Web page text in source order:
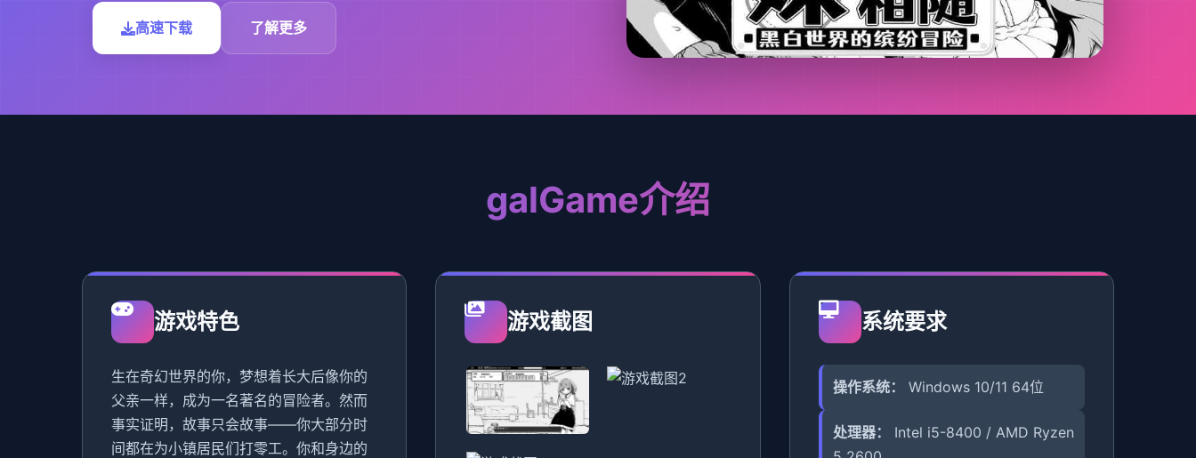
高速下载 了解更多
galGame介绍
游戏特色
生在奇幻世界的你，梦想着长大后像你的
父亲一样，成为一名著名的冒险者。然而
事实证明，故事只会故事——你大部分时
间都在为小镇居民们打零工。你和身边的
游戏截图 系统要求
操作系统： Windows 10/11 64位
处理器：
Intel i5-8400 / AMD Ryzen